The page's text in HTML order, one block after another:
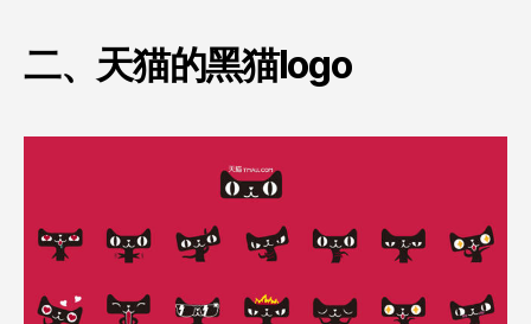
二、天猫的黑猫logo